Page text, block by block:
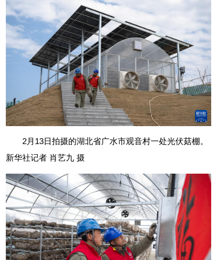
2月13日拍摄的湖北省广水市观音村一处光伏菇棚。
新华社记者 肖艺九 摄